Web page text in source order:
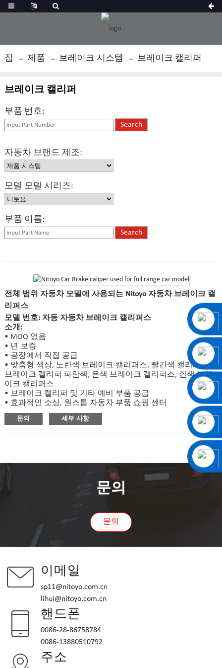
집 제품 브레이크 시스템 브레이크 캘리퍼
브레이크 캘리퍼
부품 번호:
자동차 브랜드 제조:
모델 모델 시리즈:
부품 이름:
전체 범위 자동차 모델에 사용되는 Nitoyo 자동차 브레이크 캘
리퍼스
모델 번호: 자동 자동차 브레이크 캘리퍼스
소개:
• MOQ 없음
• 년 보증
• 공장에서 직접 공급
• 맞춤형 색상, 노란색 브레이크 캘리퍼스, 빨간색 캘리퍼스,
브레이크 캘리퍼 파란색, 은색 브레이크 캘리퍼스, 흰색 브레
이크 캘리퍼스
• 브레이크 캘리퍼 및 기타 예비 부품 공급
• 효과적인 소싱, 원스톱 자동차 부품 쇼핑 센터
문의 세부 사항
문의
문의
이메일
sp11@nitoyo.com.cn
lihui@nitoyo.com.cn
핸드폰
0086-28-86758784
0086-13880510792
주소